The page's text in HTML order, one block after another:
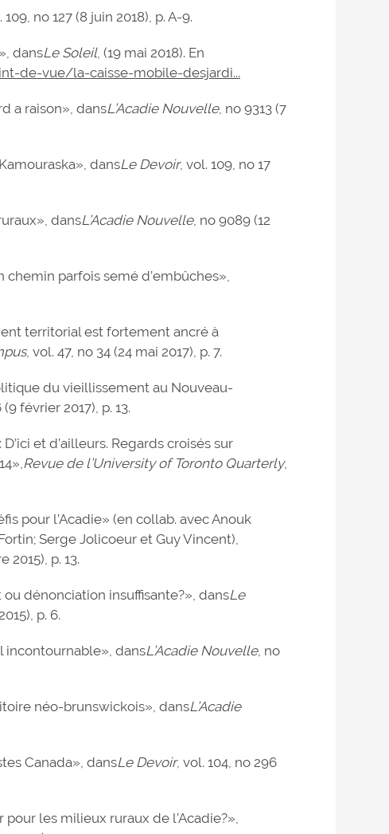
109, no 127 (8 juin 2018), p. A-9.
dansLe Soleil, (19 mai 2018). En
de-vue/la-caisse-mobile-desjardi...
a raison», dansL’Acadie Nouvelle, no 9313 (7
dansLe Devoir, vol. 109, no 17
dansL’Acadie Nouvelle, no 9089 (12
parfois semé d’embûches»,
territorial est fortement ancré à
, vol. 47, no 34 (24 mai 2017), p. 7.
du vieillissement au Nouveau-
février 2017), p. 13.
et d’ailleurs. Regards croisés sur
Revue de l’University of Toronto Quarterly,
pour l’Acadie» (en collab. avec Anouk
Serge Jolicoeur et Guy Vincent),
2015), p. 13.
dénonciation insuffisante?», dansLe
p. 6.
incontournable», dansL’Acadie Nouvelle, no
néo-brunswickois», dansL’Acadie
Canada», dansLe Devoir, vol. 104, no 296
les milieux ruraux de l’Acadie?»,